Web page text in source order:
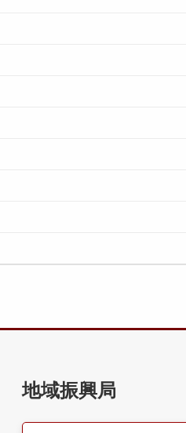
地域振興局